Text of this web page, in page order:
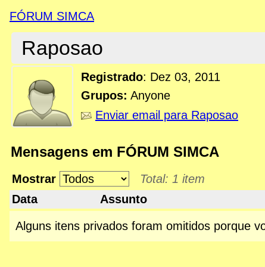
FÓRUM SIMCA
Raposao
Registrado: Dez 03, 2011
Grupos: Anyone
Enviar email para Raposao
Mensagens em FÓRUM SIMCA
Mostrar
Total: 1 item
Data
Assunto
Alguns itens privados foram omitidos porque